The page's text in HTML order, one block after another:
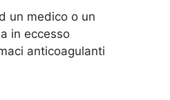
un medico o un
in eccesso
anticoagulanti